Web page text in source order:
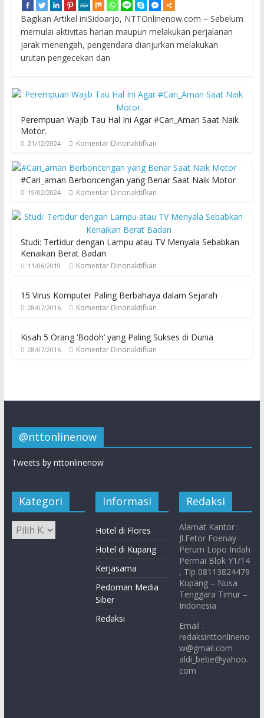
Bagikan Artikel iniSidoarjo, NTTOnlinenow.com – Sebelum
memulai aktivitas harian maupun melakukan perjalanan
jarak menengah, pengendara dianjurkan melakukan
urutan pengecekan dan
Perempuan Wajib Tau Hal Ini Agar #Cari_Aman Saat Naik
Motor.
21/12/2024 Komentar Dinonaktifkan
#Cari_aman Berboncengan yang Benar Saat Naik Motor
19/02/2024 Komentar Dinonaktifkan
Studi: Tertidur dengan Lampu atau TV Menyala Sebabkan
Kenaikan Berat Badan
11/06/2019 Komentar Dinonaktifkan
15 Virus Komputer Paling Berbahaya dalam Sejarah
28/07/2016 Komentar Dinonaktifkan
Kisah 5 Orang ‘Bodoh’ yang Paling Sukses di Dunia
28/07/2016 Komentar Dinonaktifkan
@nttonlinenow
Tweets by nttonlinenow
Kategori Informasi
Hotel di Flores
Hotel di Kupang
Kerjasama
Pedoman Media
Siber
Redaksi
Redaksi
Alamat Kantor :
Jl.Fetor Foenay
Perum Lopo Indah
Permai Blok Y1/14
, Tlp 08113824479
Kupang – Nusa
Tenggara Timur –
Indonesia
Email :
redaksinttonlineno
w@gmail.com
aldi_bebe@yahoo.
com